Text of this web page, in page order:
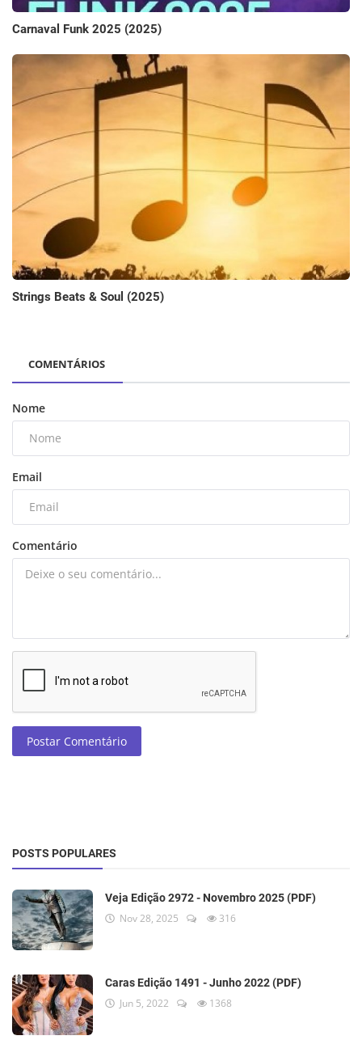
Carnaval Funk 2025 (2025)
Strings Beats & Soul (2025)
COMENTÁRIOS
Nome
Email
Comentário
Postar Comentário
POSTS POPULARES
Veja Edição 2972 - Novembro 2025 (PDF)
Nov 28, 2025 316
Caras Edição 1491 - Junho 2022 (PDF)
Jun 5, 2022 1368